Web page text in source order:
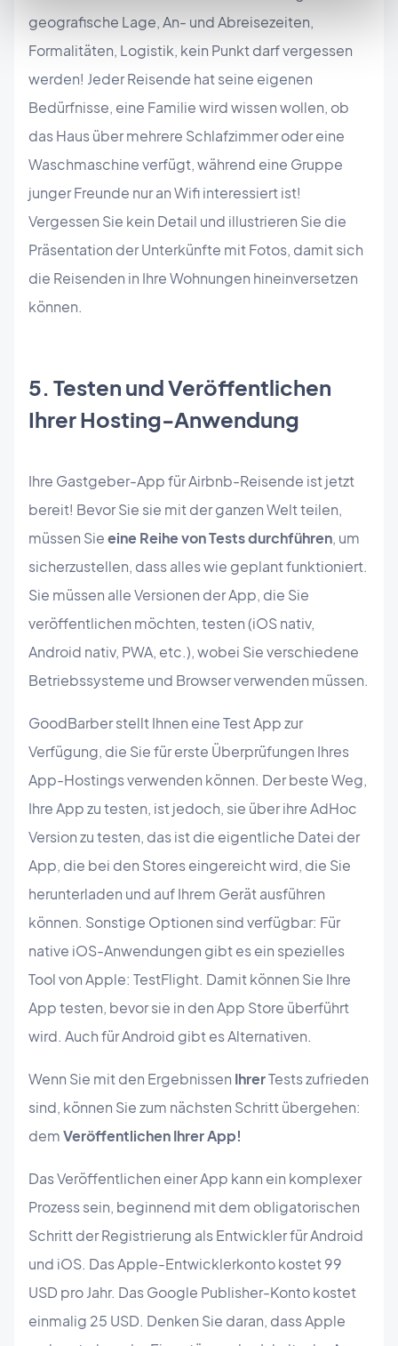
geografische Lage, An- und Abreisezeiten,
Formalitäten, Logistik, kein Punkt darf vergessen
werden! Jeder Reisende hat seine eigenen
Bedürfnisse, eine Familie wird wissen wollen, ob
das Haus über mehrere Schlafzimmer oder eine
Waschmaschine verfügt, während eine Gruppe
junger Freunde nur an Wifi interessiert ist!
Vergessen Sie kein Detail und illustrieren Sie die
Präsentation der Unterkünfte mit Fotos, damit sich
die Reisenden in Ihre Wohnungen hineinversetzen
können.
5. Testen und Veröffentlichen
Ihrer Hosting-Anwendung
Ihre Gastgeber-App für Airbnb-Reisende ist jetzt
bereit! Bevor Sie sie mit der ganzen Welt teilen,
müssen Sieeine Reihe von Tests durchführen, um
sicherzustellen, dass alles wie geplant funktioniert.
Sie müssen alle Versionen der App, die Sie
veröffentlichen möchten, testen (iOS nativ,
Android nativ, PWA, etc.), wobei Sie verschiedene
Betriebssysteme und Browser verwenden müssen.
GoodBarber stellt Ihnen eine Test App zur
Verfügung, die Sie für erste Überprüfungen Ihres
App-Hostings verwenden können. Der beste Weg,
Ihre App zu testen, ist jedoch, sie über ihre AdHoc
Version zu testen, das ist die eigentliche Datei der
App, die bei den Stores eingereicht wird, die Sie
herunterladen und auf Ihrem Gerät ausführen
können. Sonstige Optionen sind verfügbar: Für
native iOS-Anwendungen gibt es ein spezielles
Tool von Apple: TestFlight. Damit können Sie Ihre
App testen, bevor sie in den App Store überführt
wird. Auch für Android gibt es Alternativen.
Wenn Sie mit den Ergebnissen IhrerTests zufrieden
sind, können Sie zum nächsten Schritt übergehen:
demVeröffentlichen Ihrer App!
Das Veröffentlichen einer App kann ein komplexer
Prozess sein, beginnend mit dem obligatorischen
Schritt der Registrierung als Entwickler für Android
und iOS. Das Apple-Entwicklerkonto kostet 99
USD pro Jahr. Das Google Publisher-Konto kostet
einmalig 25 USD. Denken Sie daran, dass Apple